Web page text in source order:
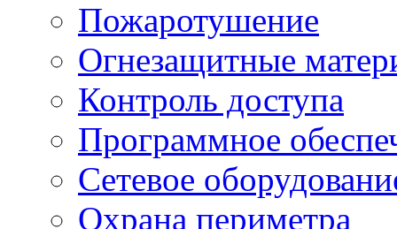
Пожаротушение
Огнезащитные
Контроль доступа
Программное
Сетевое
Охрана периметра